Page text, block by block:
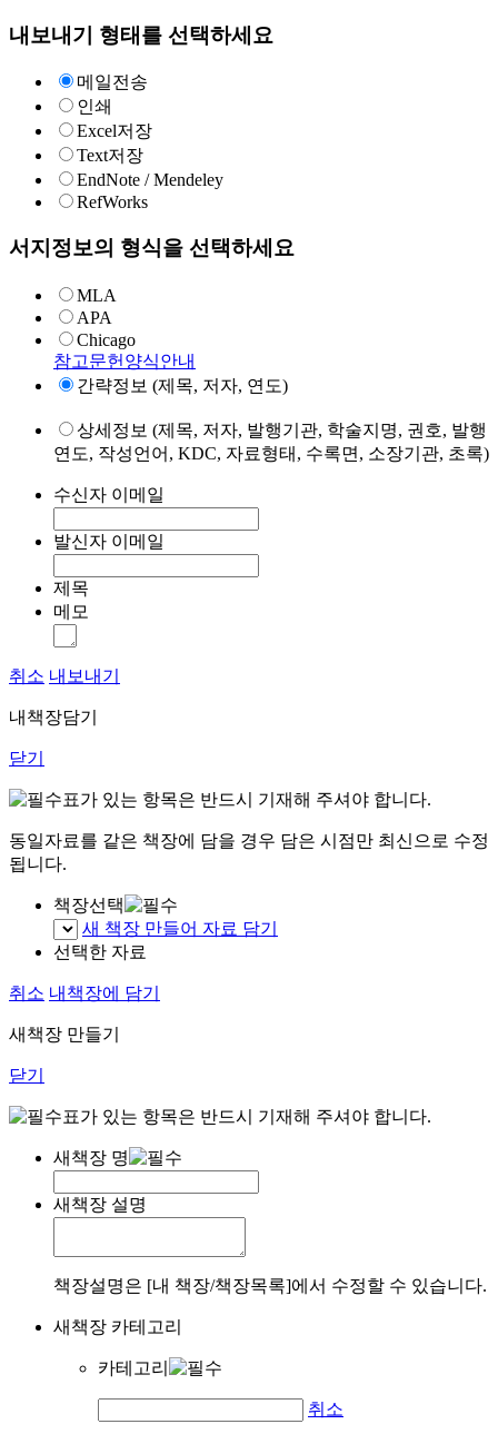
내보내기 형태를 선택하세요
메일전송
인쇄
Excel저장
Text저장
EndNote / Mendeley
RefWorks
서지정보의 형식을 선택하세요
MLA
APA
Chicago
참고문헌양식안내
간략정보 (제목, 저자, 연도)
상세정보 (제목, 저자, 발행기관, 학술지명, 권호, 발행
연도, 작성언어, KDC, 자료형태, 수록면, 소장기관, 초록)
수신자 이메일
발신자 이메일
제목
메모
취소 내보내기
내책장담기
닫기
표가 있는 항목은 반드시 기재해 주셔야 합니다.
동일자료를 같은 책장에 담을 경우 담은 시점만 최신으로 수정
됩니다.
책장선택
새 책장 만들어 자료 담기
선택한 자료
취소 내책장에 담기
새책장 만들기
닫기
표가 있는 항목은 반드시 기재해 주셔야 합니다.
새책장 명
새책장 설명
책장설명은 [내 책장/책장목록]에서 수정할 수 있습니다.
새책장 카테고리
카테고리
취소